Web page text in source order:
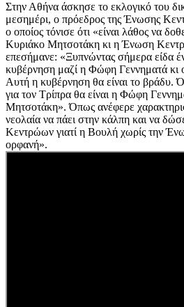
Στην Αθήνα άσκησε το εκλογικό του
μεσημέρι, ο πρόεδρος της Ένωσης
ο οποίος τόνισε ότι «είναι λάθος να
Κυριάκο Μητσοτάκη κι η Ένωση
επεσήμανε: «Ξυπνώντας σήμερα είδα
κυβέρνηση μαζί η Φώφη Γεννηματά κι
Αυτή η κυβέρνηση θα είναι το βράδυ.
για τον Τρίπρα θα είναι η Φώφη
Μητσοτάκη». Όπως ανέφερε
νεολαία να πάει στην κάλπη και να
Κεντρώων γιατί η Βουλή χωρίς την
ορφανή».